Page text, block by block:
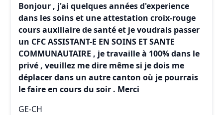
Bonjour , j'ai quelques années d'experience
dans les soins et une attestation croix-rouge
cours auxiliaire de santé et je voudrais passer
un CFC ASSISTANT-E EN SOINS ET SANTE
COMMUNAUTAIRE , je travaille à 100% dans le
privé , veuillez me dire même si je dois me
déplacer dans un autre canton où je pourrais
le faire en cours du soir . Merci
GE-CH